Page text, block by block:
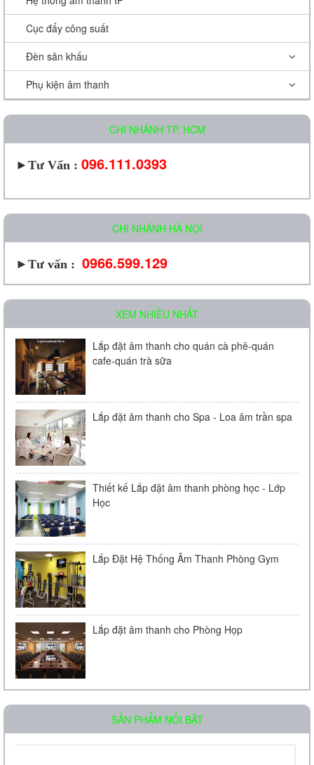
Cục đẩy công suất
Đèn sân khấu
Phụ kiện âm thanh
CHI NHÁNH TP. HCM
► Tư Vấn : 096.111.0393
CHI NHÁNH HÀ NỘI
►Tư vấn : 0966.599.129
XEM NHIỀU NHẤT
Lắp đặt âm thanh cho quán cà phê-quán
cafe-quán trà sữa
Lắp đặt âm thanh cho Spa - Loa âm trần spa
Thiết kế Lắp đặt âm thanh phòng học - Lớp
Học
Lắp Đặt Hệ Thống Âm Thanh Phòng Gym
Lắp đặt âm thanh cho Phòng Họp
SẢN PHẨM NỔI BẬT